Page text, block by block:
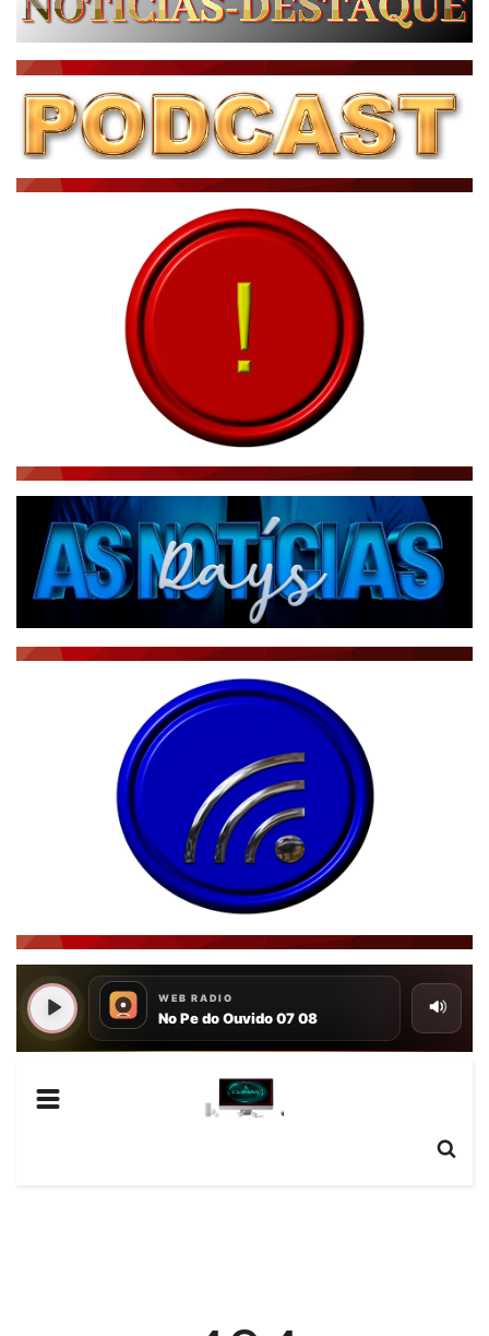
BRASIL DE FATO - ÚLTIMAS NOTÍCIAS
ÚLTIMAS NOTÍCIAS
NOTÍCIAS TAMBÉM NA TELA
BRASIL MUNDO AO VIVO
JORNAL DO BRASIL
NOTÍCIAS AO MINUTO
ACONTECEU...VIROU MANCHETE!